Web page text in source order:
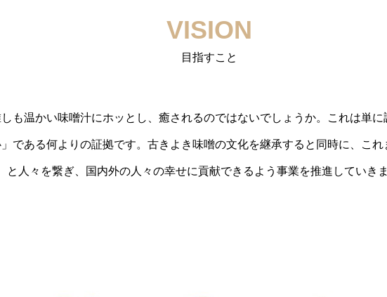
VISION
目指すこと
も温かい味噌汁にホッとし、癒されるのではないでしょうか。これは単
である何よりの証拠です。古きよき味噌の文化を継承すると同時に、こ
と人々を繋ぎ、国内外の人々の幸せに貢献できるよう事業を推進していきま